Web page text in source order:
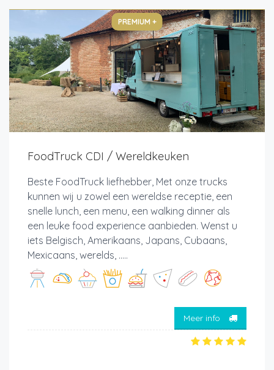
PREMIUM +
FoodTruck CDI / Wereldkeuken
Beste FoodTruck liefhebber, Met onze trucks
kunnen wij u zowel een wereldse receptie, een
snelle lunch, een menu, een walking dinner als
een leuke food experience aanbieden. Wenst u
iets Belgisch, Amerikaans, Japans, Cubaans,
Mexicaans, werelds, .....
Meer info